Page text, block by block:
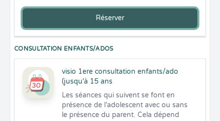
Réserver
CONSULTATION ENFANTS/ADOS
visio 1ere consultation enfants/ado
(jusqu'à 15 ans
Les séances qui suivent se font en
présence de l'adolescent avec ou sans
le présence du parent. Cela dépend